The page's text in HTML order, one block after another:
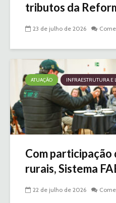
tributos da
23 de julho de 2026
ATUAÇÃO INFRAESTRUTURA E
Com participação
rurais, Sistema
22 de julho de 2026